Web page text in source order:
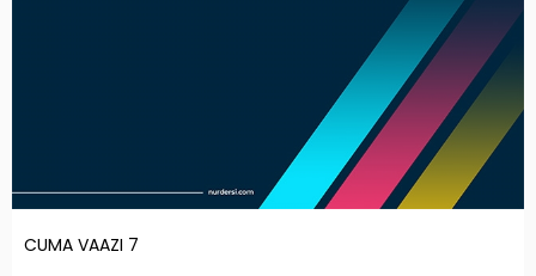
CUMA VAAZI 7